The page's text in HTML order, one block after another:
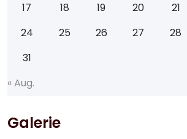
17
18 19 20 21
24
25 26 27 28
31
«Aug.
Galerie